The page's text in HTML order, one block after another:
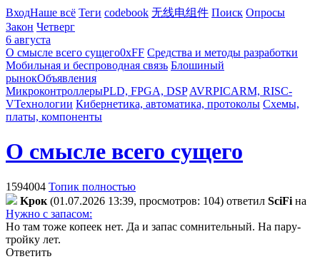
ВходНаше всё Теги codebook 无线电组件 Поиск Опросы
Закон Четверг
6 августа
О смысле всего сущего0xFF Средства и методы разработки
Мобильная и беспроводная связь Блошиный
рынокОбъявления
МикроконтроллерыPLD, FPGA, DSP AVRPICARM, RISC-
VТехнологии Кибернетика, автоматика, протоколы Схемы,
платы, компоненты
О смысле всего сущего
1594004 Топик полностью
Kpoк (01.07.2026 13:39, просмотров: 104) ответил SciFi на
Нужно с запасом:
Но там тоже копеек нет. Да и запас сомнительный. На пару-
тройку лет.
Ответить